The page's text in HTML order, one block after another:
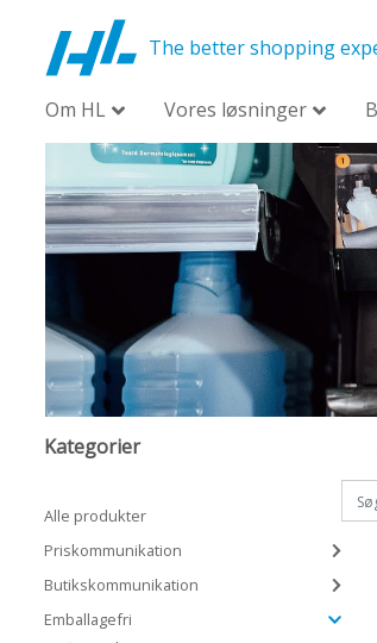
The better shopping
Om HL Vores løsninger
Kategorier
Alle produkter
Priskommunikation
Butikskommunikation
Emballagefri